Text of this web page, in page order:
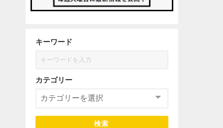
キーワード
カテゴリー
検索